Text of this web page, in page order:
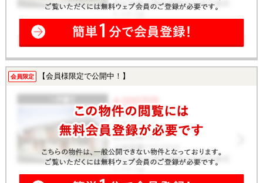
会員限定 【会員様限定で公開中！】